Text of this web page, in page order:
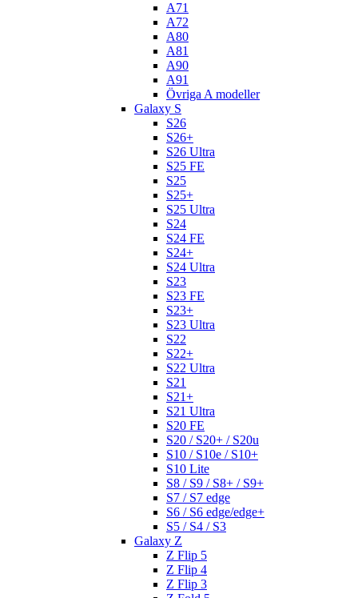
A71
A72
A80
A81
A90
A91
Övriga A modeller
Galaxy S
S26
S26+
S26 Ultra
S25 FE
S25
S25+
S25 Ultra
S24
S24 FE
S24+
S24 Ultra
S23
S23 FE
S23+
S23 Ultra
S22
S22+
S22 Ultra
S21
S21+
S21 Ultra
S20 FE
S20 / S20+ / S20u
S10 / S10e / S10+
S10 Lite
S8 / S9 / S8+ / S9+
S7 / S7 edge
S6 / S6 edge/edge+
S5 / S4 / S3
Galaxy Z
Z Flip 5
Z Flip 4
Z Flip 3